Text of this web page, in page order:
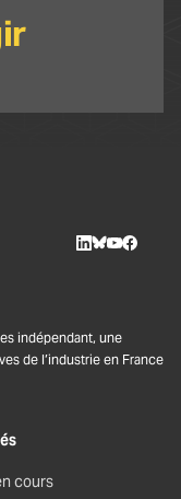
indépendant, une
de l’industrie en France
cours